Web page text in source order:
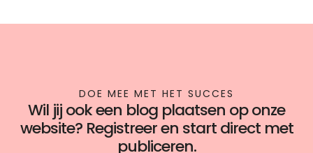
DOE MEE MET HET SUCCES
Wil jij ook een blog plaatsen op onze
website? Registreer en start direct met
publiceren.